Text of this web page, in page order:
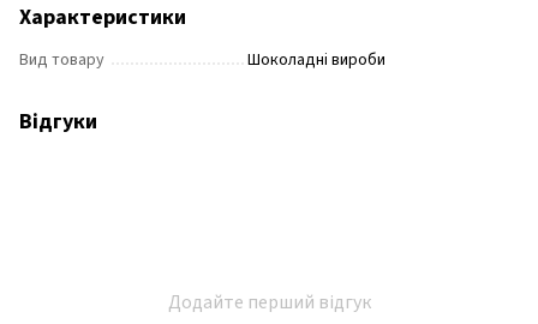
Характеристики
Вид товару Шоколадні вироби
Відгуки
Додайте перший відгук